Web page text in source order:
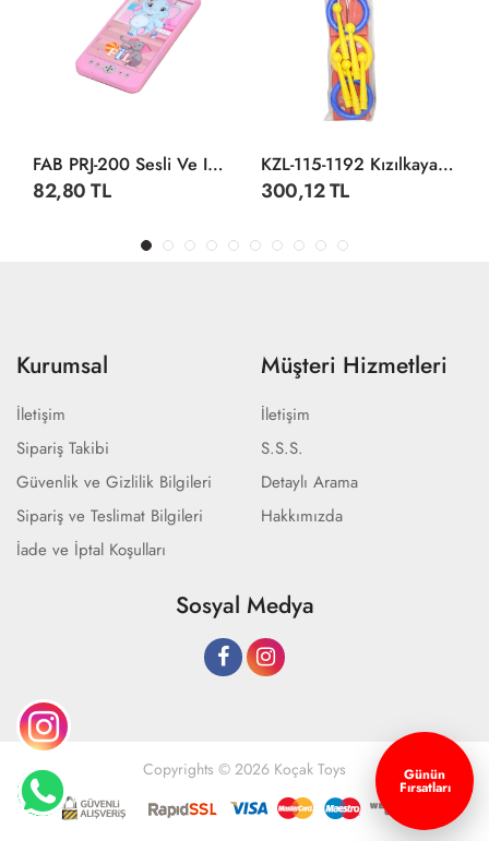
FAB PRJ-200 Sesli Ve Işıklı Neşeli Telefonum -Prestij
82,80 TL
KZL-115-1192 Kızılkaya, Halka Oyunu
300,12 TL
Kurumsal
İletişim
Sipariş Takibi
Güvenlik ve Gizlilik Bilgileri
Sipariş ve Teslimat Bilgileri
İade ve İptal Koşulları
Müşteri Hizmetleri
İletişim
S.S.S.
Detaylı Arama
Hakkımızda
Sosyal Medya
Copyrights © 2026 Koçak Toys Günün
Fırsatları